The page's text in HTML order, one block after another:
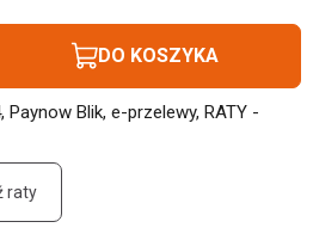
DO KOSZYKA
Paynow Blik, e-przelewy, RATY -
raty